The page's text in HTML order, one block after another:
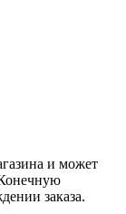
и может
заказа.